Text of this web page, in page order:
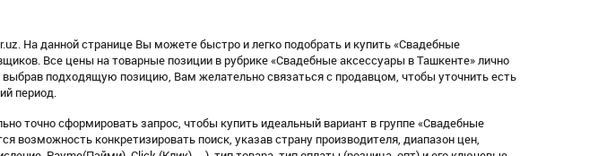
На данной странице Вы можете быстро и легко подобрать и купить «Свадебные
Все цены на товарные позиции в рубрике «Свадебные аксессуары в Ташкенте» лично
подходящую позицию, Вам желательно связаться с продавцом, чтобы уточнить есть
период.
точно сформировать запрос, чтобы купить идеальный вариант в группе «Свадебные
возможность конкретизировать поиск, указав страну производителя, диапазон цен,